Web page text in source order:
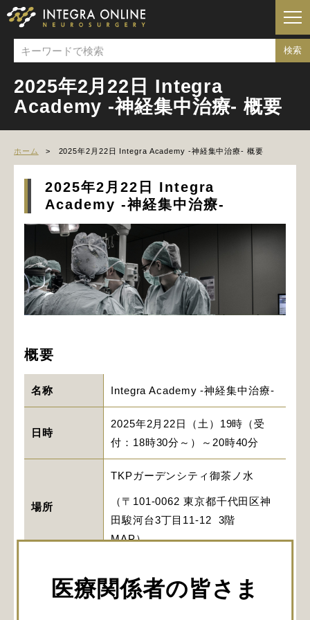
医療関係者の皆さま
2025年2月22日 Integra
Academy -神経集中治療- 概要
ホーム 2025年2月22日 Integra Academy -神経集中治療- 概要
2025年2月22日 Integra
Academy -神経集中治療-
概要
名称 Integra Academy -神経集中治療-
日時
2025年2月22日（土）19時（受
付：18時30分～）～20時40分
場所
TKPガーデンシティ御茶ノ水
（〒101-0062 東京都千代田区神
田駿河台3丁目11-12 3階
MAP）
医療従事者
医師